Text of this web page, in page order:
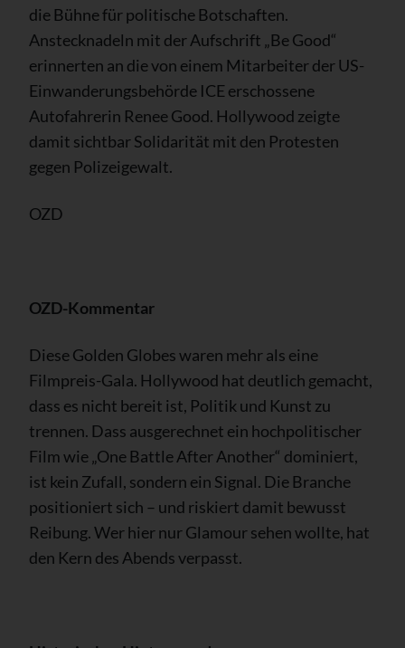
die Bühne für politische Botschaften.
Anstecknadeln mit der Aufschrift „Be Good“
erinnerten an die von einem Mitarbeiter der US-
Einwanderungsbehörde ICE erschossene
Autofahrerin Renee Good. Hollywood zeigte
damit sichtbar Solidarität mit den Protesten
gegen Polizeigewalt.
OZD
OZD-Kommentar
Diese Golden Globes waren mehr als eine
Filmpreis-Gala. Hollywood hat deutlich gemacht,
dass es nicht bereit ist, Politik und Kunst zu
trennen. Dass ausgerechnet ein hochpolitischer
Film wie „One Battle After Another“ dominiert,
ist kein Zufall, sondern ein Signal. Die Branche
positioniert sich – und riskiert damit bewusst
Reibung. Wer hier nur Glamour sehen wollte, hat
den Kern des Abends verpasst.